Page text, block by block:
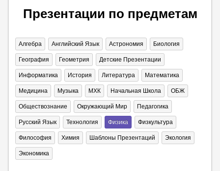
Презентации по предметам
Алгебра Английский Язык Астрономия Биология
География Геометрия Детские Презентации
Информатика История Литература Математика
Медицина Музыка МХК Начальная Школа ОБЖ
Обществознание Окружающий Мир Педагогика
Русский Язык Технология Физика Физкультура
Философия Химия Шаблоны Презентаций Экология
Экономика